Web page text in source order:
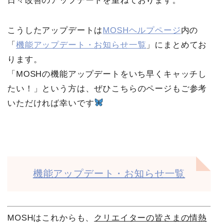
こうしたアップデートはMOSHヘルプページ内の
「 機能アップデート・お知らせ一覧 」にまとめてお
ります。
「MOSHの機能アップデートをいち早くキャッチし
たい！」という方は、ぜひこちらのページもご参考
いただければ幸いです
機能アップデート・お知らせ一覧
MOSHはこれからも、 クリエイターの皆さまの情熱